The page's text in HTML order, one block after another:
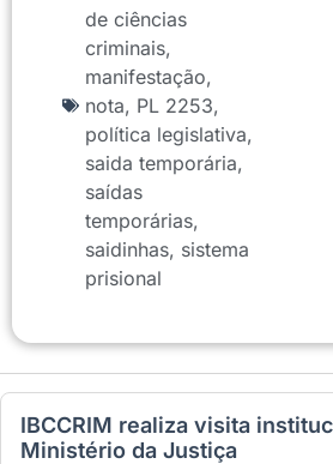
de ciências
criminais,
manifestação,
nota, PL 2253,
política legislativa,
saida temporária,
saídas
temporárias,
saidinhas, sistema
prisional
IBCCRIM realiza visita
Ministério da Justiça